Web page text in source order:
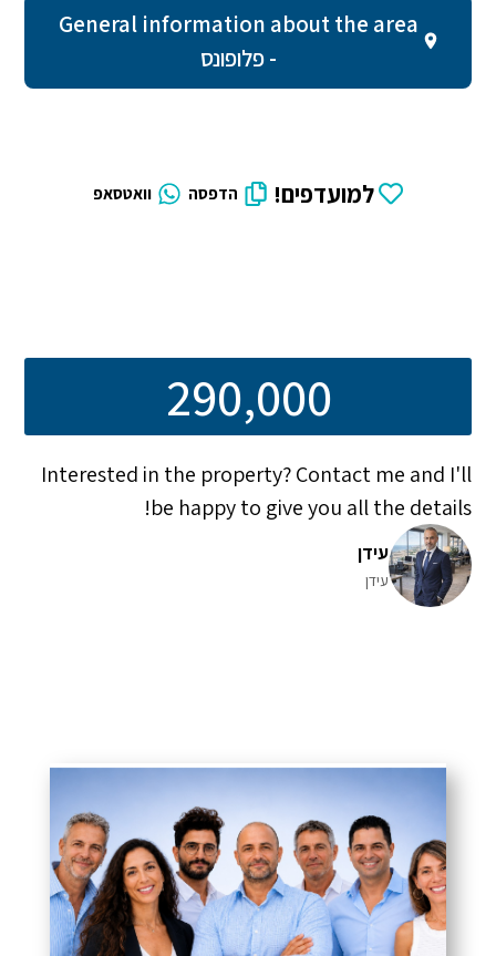
General information about the area
- פלופונס
למועדפים! הדפסה וואטסאפ
290,000
Interested in the property? Contact me and I'll
be happy to give you all the details!
עידן
עידן